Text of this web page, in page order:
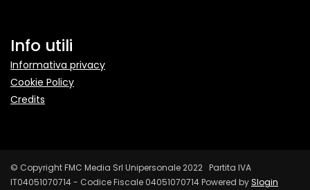
Info utili
Informativa privacy
Cookie Policy
Credits
© Copyright FMC Media Srl Unipersonale 2022 Partita IVA
IT04051070714 - Codice Fiscale 04051070714 Powered bySlogin